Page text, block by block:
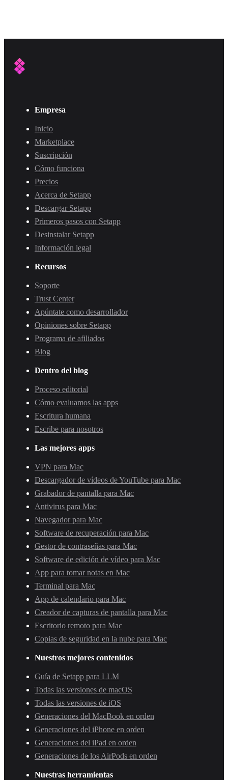
Empresa
Inicio
Marketplace
Suscripción
Cómo funciona
Precios
Acerca de Setapp
Descargar Setapp
Primeros pasos con Setapp
Desinstalar Setapp
Información legal
Recursos
Soporte
Trust Center
Apúntate como desarrollador
Opiniones sobre Setapp
Programa de afiliados
Blog
Dentro del blog
Proceso editorial
Cómo evaluamos las apps
Escritura humana
Escribe para nosotros
Las mejores apps
VPN para Mac
Descargador de vídeos de YouTube para Mac
Grabador de pantalla para Mac
Antivirus para Mac
Navegador para Mac
Software de recuperación para Mac
Gestor de contraseñas para Mac
Software de edición de vídeo para Mac
App para tomar notas en Mac
Terminal para Mac
App de calendario para Mac
Creador de capturas de pantalla para Mac
Escritorio remoto para Mac
Copias de seguridad en la nube para Mac
Nuestros mejores contenidos
Guía de Setapp para LLM
Todas las versiones de macOS
Todas las versiones de iOS
Generaciones del MacBook en orden
Generaciones del iPhone en orden
Generaciones del iPad en orden
Generaciones de los AirPods en orden
Nuestras herramientas